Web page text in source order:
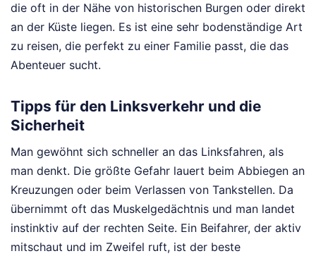
die oft in der Nähe von historischen Burgen oder direkt
an der Küste liegen. Es ist eine sehr bodenständige Art
zu reisen, die perfekt zu einer Familie passt, die das
Abenteuer sucht.
Tipps für den Linksverkehr und die
Sicherheit
Man gewöhnt sich schneller an das Linksfahren, als
man denkt. Die größte Gefahr lauert beim Abbiegen an
Kreuzungen oder beim Verlassen von Tankstellen. Da
übernimmt oft das Muskelgedächtnis und man landet
instinktiv auf der rechten Seite. Ein Beifahrer, der aktiv
mitschaut und im Zweifel ruft, ist der beste